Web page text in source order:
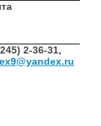
2-36-31,